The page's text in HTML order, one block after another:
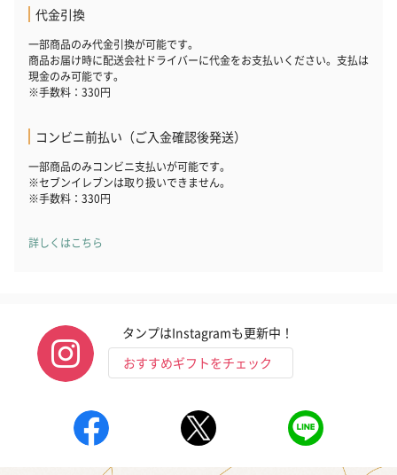
代金引換
一部商品のみ代金引換が可能です。
商品お届け時に配送会社ドライバーに代金をお支払いください。支払は
現金のみ可能です。
※手数料：330円
コンビニ前払い（ご入金確認後発送）
一部商品のみコンビニ支払いが可能です。
※セブンイレブンは取り扱いできません。
※手数料：330円
詳しくはこちら
タンプはInstagramも更新中！
おすすめギフトをチェック